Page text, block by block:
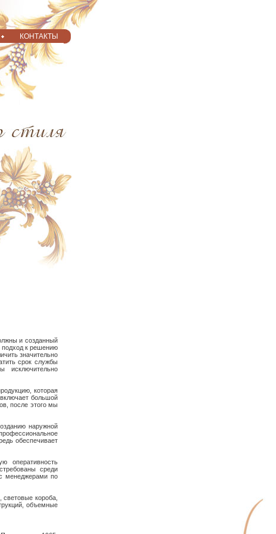
КОНТАКТЫ
и созданный
подход к решению
значительно
срок службы
исключительно
которая
большой
после этого мы
наружной
обеспечивает
оперативность
среди
менеджерами по
короба,
объемные